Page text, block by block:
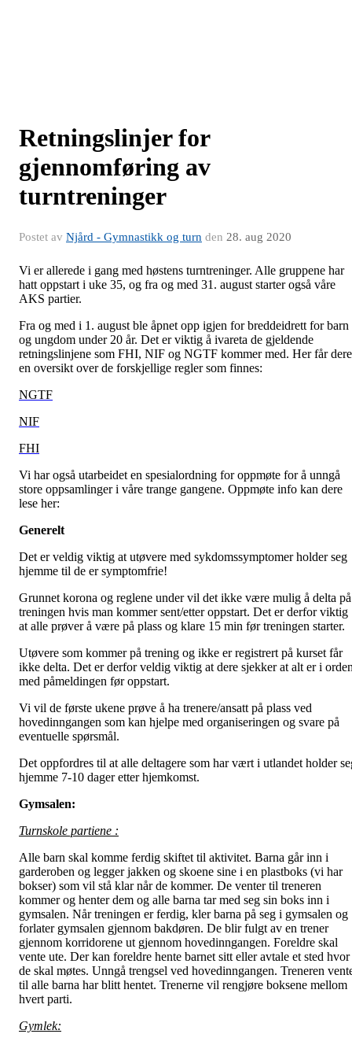
Retningslinjer for
gjennomføring av
turntreninger
Postet av Njård - Gymnastikk og turn den 28. aug 2020
Vi er allerede i gang med høstens turntreninger. Alle gruppene har
hatt oppstart i uke 35, og fra og med 31. august starter også våre
AKS partier.
Fra og med i 1. august ble åpnet opp igjen for breddeidrett for barn
og ungdom under 20 år. Det er viktig å ivareta de gjeldende
retningslinjene som FHI, NIF og NGTF kommer med. Her får dere
en oversikt over de forskjellige regler som finnes:
NGTF
NIF
FHI
Vi har også utarbeidet en spesialordning for oppmøte for å unngå
store oppsamlinger i våre trange gangene. Oppmøte info kan dere
lese her:
Generelt
Det er veldig viktig at utøvere med sykdomssymptomer holder seg
hjemme til de er symptomfrie!
Grunnet korona og reglene under vil det ikke være mulig å delta på
treningen hvis man kommer sent/etter oppstart. Det er derfor viktig
at alle prøver å være på plass og klare 15 min før treningen starter.
Utøvere som kommer på trening og ikke er registrert på kurset får
ikke delta. Det er derfor veldig viktig at dere sjekker at alt er i
med påmeldingen før oppstart.
Vi vil de første ukene prøve å ha trenere/ansatt på plass ved
hovedinngangen som kan hjelpe med organiseringen og svare på
eventuelle spørsmål.
Det oppfordres til at alle deltagere som har vært i utlandet holder
hjemme 7-10 dager etter hjemkomst.
Gymsalen:
Turnskole partiene :
Alle barn skal komme ferdig skiftet til aktivitet. Barna går inn i
garderoben og legger jakken og skoene sine i en plastboks (vi har
bokser) som vil stå klar når de kommer. De venter til treneren
kommer og henter dem og alle barna tar med seg sin boks inn i
gymsalen. Når treningen er ferdig, kler barna på seg i gymsalen og
forlater gymsalen gjennom bakdøren. De blir fulgt av en trener
gjennom korridorene ut gjennom hovedinngangen. Foreldre skal
vente ute. Der kan foreldre hente barnet sitt eller avtale et sted hvor
de skal møtes. Unngå trengsel ved hovedinngangen. Treneren
til alle barna har blitt hentet. Trenerne vil rengjøre boksene mellom
hvert parti.
Gymlek: